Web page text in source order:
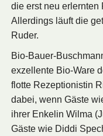
die erst neu erlernten
Allerdings läuft die
Ruder.
Bio-Bauer-
exzellente Bio-Ware
flotte Rezeptionistin
dabei, wenn Gäste
ihrer Enkelin Wilma
Gäste wie Diddi